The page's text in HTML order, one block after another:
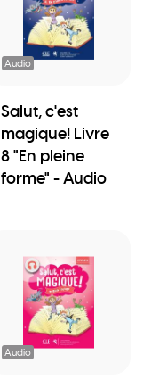
Audio
Salut, c'est
magique! Livre
8 "En pleine
forme" - Audio
Audio